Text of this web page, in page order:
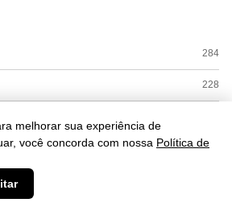
melhorar sua experiência de
você concorda com nossa Política de
284
228
78